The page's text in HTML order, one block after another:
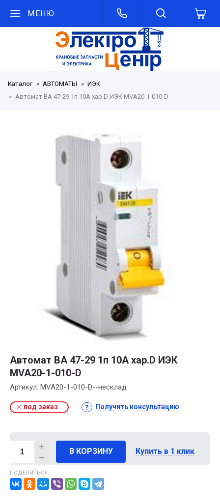
МЕНЮ
Каталог АВТОМАТЫ
ИЭК
Автомат ВА 47-29 1п 10А хар.D ИЭК MVA20-1-010-D
Автомат ВА 47-29 1п 10А хар.D ИЭК
MVA20-1-010-D
Артикул: MVA20-1-010-D--несклад
под заказ Получить консультацию
В КОРЗИНУ Купить в 1 клик
ПОДЕЛИТЬСЯ: